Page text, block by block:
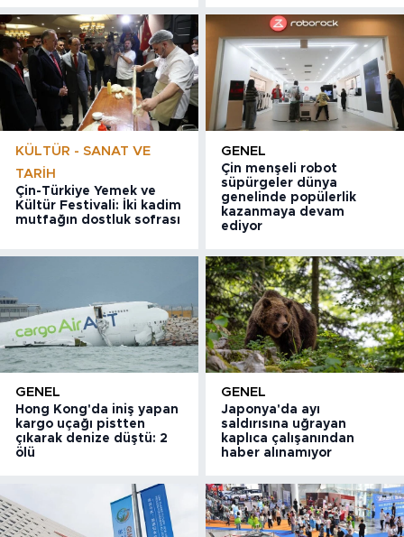
KÜLTÜR - SANAT VE
TARIH
Çin-Türkiye Yemek ve
Kültür Festivali: İki kadim
mutfağın dostluk sofrası
GENEL
Çin menşeli robot
süpürgeler dünya
genelinde popülerlik
kazanmaya devam
ediyor
GENEL
Hong Kong'da iniş yapan
kargo uçağı pistten
çıkarak denize düştü: 2
ölü
GENEL
Japonya'da ayı
saldırısına uğrayan
kaplıca çalışanından
haber alınamıyor